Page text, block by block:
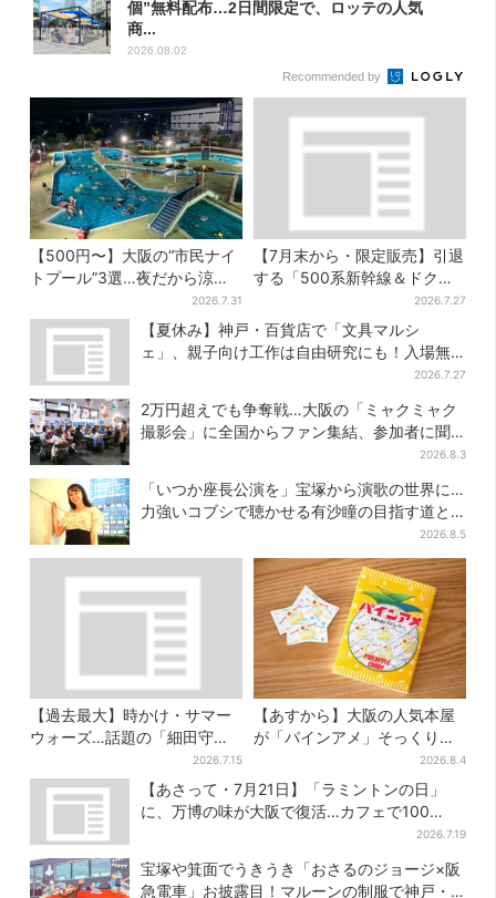
個”無料配布…2日間限定で、ロッテの人気
商...
2026.08.02
Recommended by
【500円〜】大阪の“市民ナイ
トプール”3選…夜だから涼し
2026.7.31
【7月末から・限定販売】引退
する「500系新幹線＆ドクタ
ーイエロー」×人気ドーナツ店
がコラボ、手土産の切り札に
も
2026.7.27
【夏休み】神戸・百貨店で「文具マルシ
ェ」、親子向け工作は自由研究にも！入場無
2026.7.27
2万円超えでも争奪戦…大阪の「ミャクミャク
撮影会」に全国からファン集結、参加者に聞
2026.8.3
「いつか座長公演を」宝塚から演歌の世界に…
力強いコブシで聴かせる有沙瞳の目指す道と
2026.8.5
【過去最大】時かけ・サマー
ウォーズ…話題の「細田守」
展が大阪で、貴重な資料に
「泣きそうになった」
2026.7.15
【あすから】大阪の人気本屋
が「パインアメ」そっくりの
ブックカバー開発、梅田で先
行販売
2026.8.4
【あさって・7月21日】「ラミントンの日」
に、万博の味が大阪で復活…カフェで100
2026.7.19
宝塚や箕面でうきうき「おさるのジョージ×阪
急電車」お披露目！マルーンの制服で神戸・